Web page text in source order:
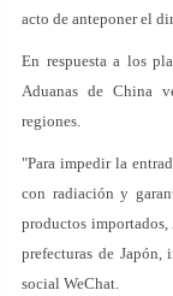
acto de anteponer el
En respuesta a los
Aduanas de China
regiones.
"Para impedir la
con radiación y
productos
prefecturas de
social WeChat.